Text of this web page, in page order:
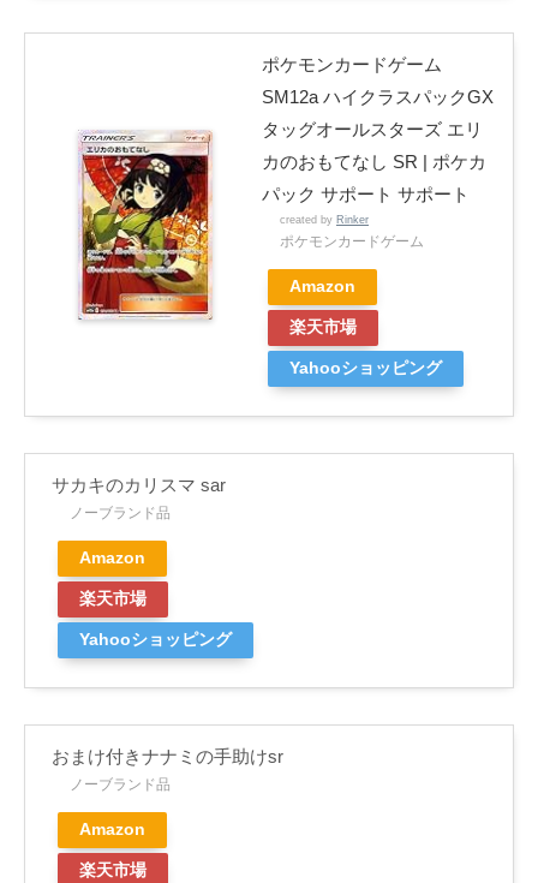
ポケモンカードゲーム
SM12a ハイクラスパックGX
タッグオールスターズ エリ
カのおもてなし SR | ポケカ
パック サポート サポート
created by Rinker
ポケモンカードゲーム
Amazon
楽天市場
Yahooショッピング
サカキのカリスマ sar
ノーブランド品
Amazon
楽天市場
Yahooショッピング
おまけ付きナナミの手助けsr
ノーブランド品
Amazon
楽天市場